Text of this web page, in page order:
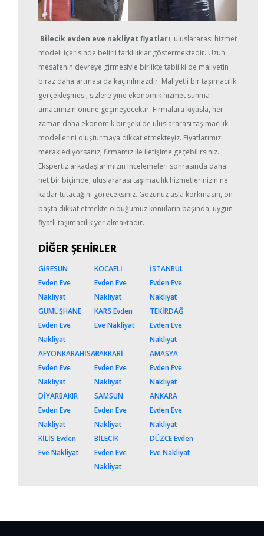
Bilecik evden eve nakliyat fiyatları, uluslararası hizmet
modeli içerisinde belirli farklılıklar göstermektedir. Uzun
mesafenin devreye girmesiyle birlikte tabii ki de maliyetin
biraz daha artması da kaçınılmazdır. Maliyetli bir taşımacılık
gerçekleşmesi, sizlere yine ekonomik hizmet sunma
amacımızın önüne geçmeyecektir. Firmalara kıyasla, her
zaman daha ekonomik bir şekilde uluslararası taşımacılık
modellerini oluşturmaya dikkat etmekteyiz. Fiyatlarımızı
merak ediyorsanız, firmamız ile iletişime geçebilirsiniz.
Ekspertiz arkadaşlarımızın incelemeleri sonrasında daha
net bir biçimde, uluslararası taşımacılık hizmetlerinizin ne
kadar tutacağını göreceksiniz. Gözünüz asla korkmasın, ön
başta dikkat etmekte olduğumuz konuların başında, uygun
fiyatlı taşımacılık yer almaktadır.
DİĞER ŞEHİRLER
GİRESUN
Evden Eve
Nakliyat
KOCAELİ
Evden Eve
Nakliyat
İSTANBUL
Evden Eve
Nakliyat
GÜMÜŞHANE
Evden Eve
Nakliyat
KARS Evden
Eve Nakliyat
TEKİRDAĞ
Evden Eve
Nakliyat
AFYONKARAHİSAR
Evden Eve
Nakliyat
HAKKARİ
Evden Eve
Nakliyat
AMASYA
Evden Eve
Nakliyat
DİYARBAKIR
Evden Eve
Nakliyat
SAMSUN
Evden Eve
Nakliyat
ANKARA
Evden Eve
Nakliyat
KİLİS Evden
Eve Nakliyat
BİLECİK
Evden Eve
Nakliyat
DÜZCE Evden
Eve Nakliyat